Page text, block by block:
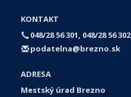
KONTAKT
048/28 56 301, 048/28 56 302
podatelna@brezno.sk
ADRESA
Mestský úrad Brezno